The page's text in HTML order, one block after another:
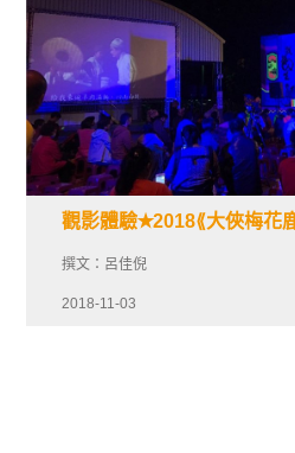
觀影體驗✭2018⟪大俠梅花
撰文：呂佳倪
2018-11-03